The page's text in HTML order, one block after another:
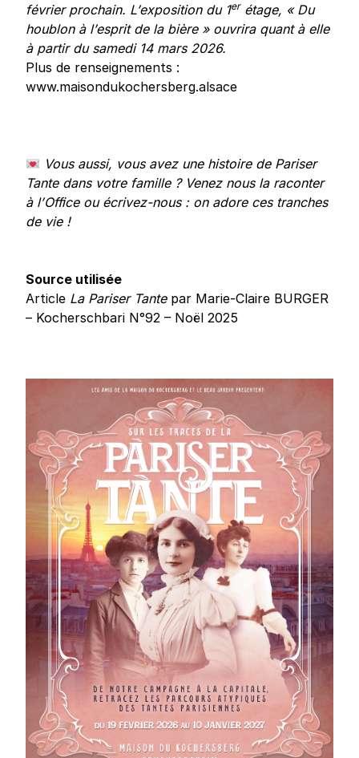
février prochain. L’exposition du 1erétage, « Du
houblon à l’esprit de la bière » ouvrira quant à elle
à partir du samedi 14 mars 2026.
Plus de renseignements :
www.maisondukochersberg.alsace
Vous aussi, vous avez une histoire de Pariser
Tante dans votre famille ? Venez nous la raconter
à l’Office ou écrivez-nous : on adore ces tranches
de vie !
Source utilisée
Article La Pariser Tantepar Marie-Claire BURGER
– Kocherschbari N°92 – Noël 2025